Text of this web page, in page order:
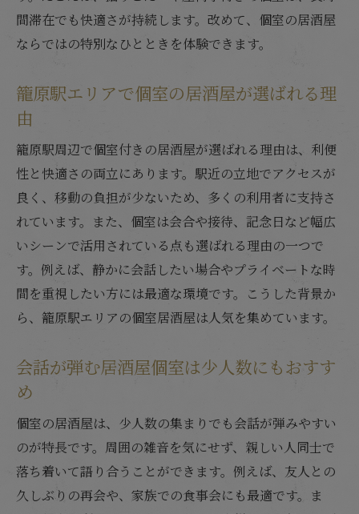
間滞在でも快適さが持続します。改めて、個室の居酒屋
ならではの特別なひとときを体験できます。
籠原駅エリアで個室の居酒屋が選ばれる理
由
籠原駅周辺で個室付きの居酒屋が選ばれる理由は、利便
性と快適さの両立にあります。駅近の立地でアクセスが
良く、移動の負担が少ないため、多くの利用者に支持さ
れています。また、個室は会合や接待、記念日など幅広
いシーンで活用されている点も選ばれる理由の一つで
す。例えば、静かに会話したい場合やプライベートな時
間を重視したい方には最適な環境です。こうした背景か
ら、籠原駅エリアの個室居酒屋は人気を集めています。
会話が弾む居酒屋個室は少人数にもおすす
め
個室の居酒屋は、少人数の集まりでも会話が弾みやすい
のが特長です。周囲の雑音を気にせず、親しい人同士で
落ち着いて語り合うことができます。例えば、友人との
久しぶりの再会や、家族での食事会にも最適です。ま